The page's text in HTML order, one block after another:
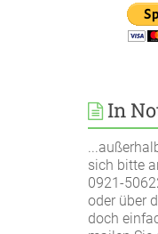
In
sich bitte
0921-
oder über
doch